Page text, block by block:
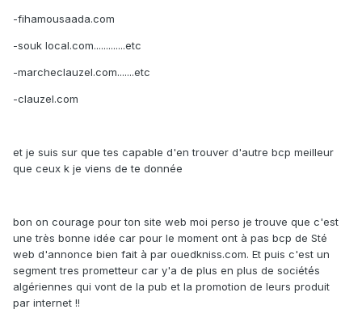
-fihamousaada.com
-souk local.com.............etc
-marcheclauzel.com.......etc
-clauzel.com
et je suis sur que tes capable d'en trouver d'autre bcp meilleur
que ceux k je viens de te donnée
bon on courage pour ton site web moi perso je trouve que c'est
une très bonne idée car pour le moment ont à pas bcp de Sté
web d'annonce bien fait à par ouedkniss.com. Et puis c'est un
segment tres prometteur car y'a de plus en plus de sociétés
algériennes qui vont de la pub et la promotion de leurs produit
par internet !!